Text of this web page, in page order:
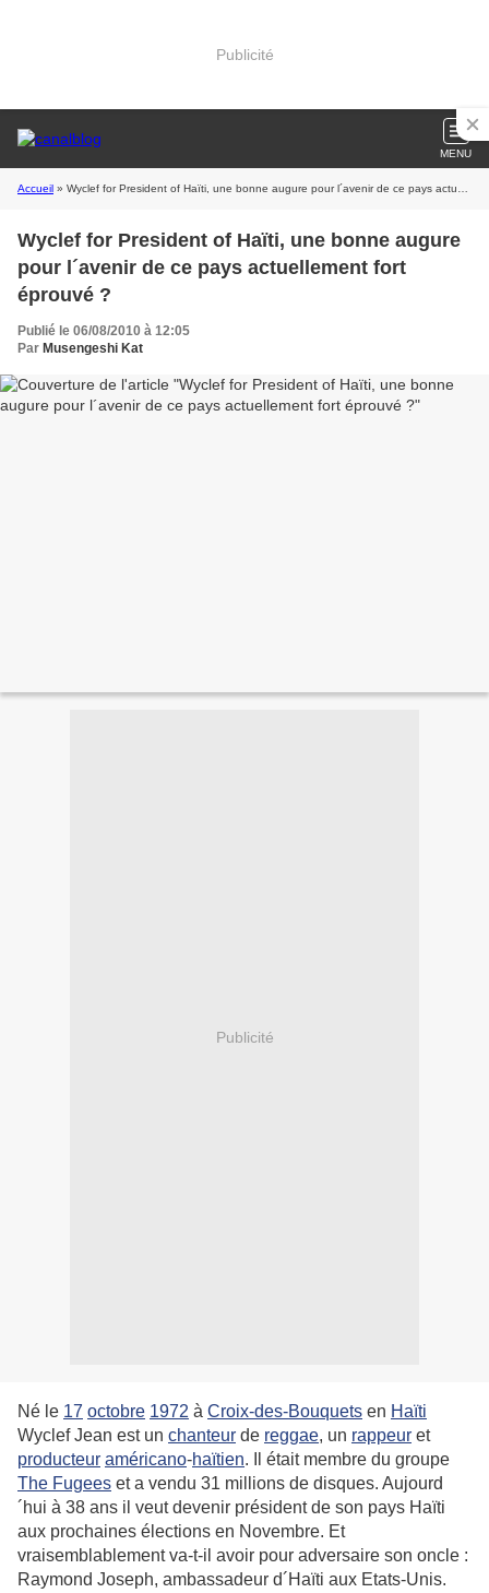
Publicité
MENU
Accueil » Wyclef for President of Haïti, une bonne augure pour l´avenir de ce pays actuellement fort éprouvé ?
Wyclef for President of Haïti, une bonne augure
pour l´avenir de ce pays actuellement fort
éprouvé ?
Publié le 06/08/2010 à 12:05
Par Musengeshi Kat
Publicité
Né le 17 octobre 1972 à Croix-des-Bouquets en Haïti
Wyclef Jean est un chanteur de reggae, un rappeur et
producteur américano-haïtien. Il était membre du groupe
The Fugees et a vendu 31 millions de disques. Aujourd
´hui à 38 ans il veut devenir président de son pays Haïti
aux prochaines élections en Novembre. Et
vraisemblablement va-t-il avoir pour adversaire son oncle :
Raymond Joseph, ambassadeur d´Haïti aux Etats-Unis.